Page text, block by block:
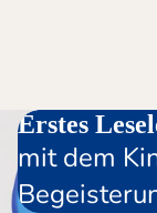
Erstes
mit dem